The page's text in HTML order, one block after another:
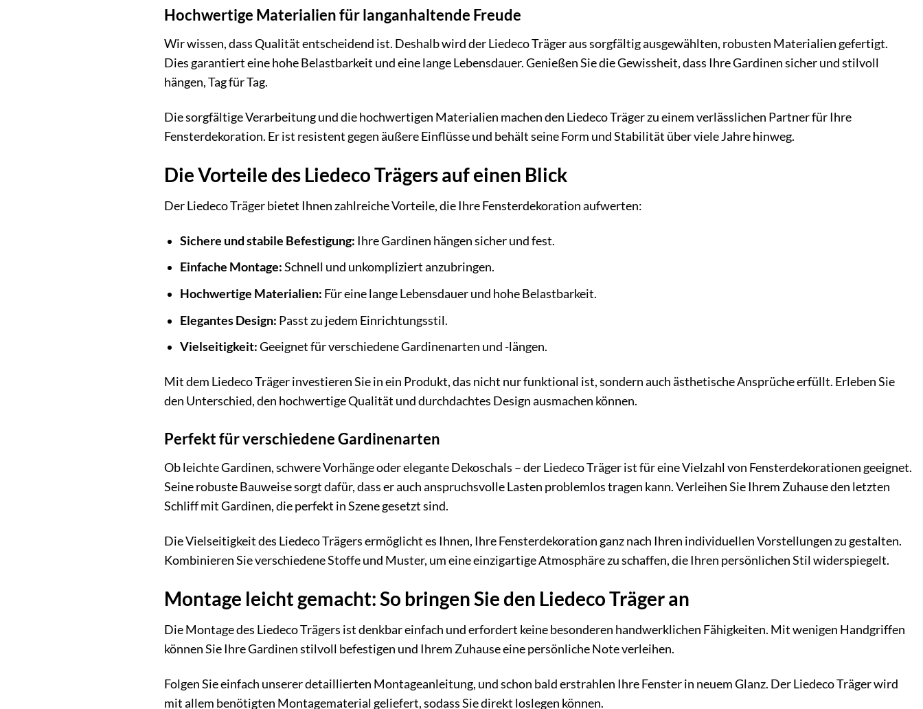
Hochwertige Materialien für langanhaltende Freude
Wir wissen, dass Qualität entscheidend ist. Deshalb wird der Liedeco Träger aus sorgfältig ausgewählten, robusten Materialien gefertigt.
Dies garantiert eine hohe Belastbarkeit und eine lange Lebensdauer. Genießen Sie die Gewissheit, dass Ihre Gardinen sicher und stilvoll
hängen, Tag für Tag.
Die sorgfältige Verarbeitung und die hochwertigen Materialien machen den Liedeco Träger zu einem verlässlichen Partner für Ihre
Fensterdekoration. Er ist resistent gegen äußere Einflüsse und behält seine Form und Stabilität über viele Jahre hinweg.
Die Vorteile des Liedeco Trägers auf einen Blick
Der Liedeco Träger bietet Ihnen zahlreiche Vorteile, die Ihre Fensterdekoration aufwerten:
Sichere und stabile Befestigung: Ihre Gardinen hängen sicher und fest.
Einfache Montage:Schnell und unkompliziert anzubringen.
Hochwertige Materialien: Für eine lange Lebensdauer und hohe Belastbarkeit.
Elegantes Design: Passt zu jedem Einrichtungsstil.
Vielseitigkeit:Geeignet für verschiedene Gardinenarten und -längen.
Mit dem Liedeco Träger investieren Sie in ein Produkt, das nicht nur funktional ist, sondern auch ästhetische Ansprüche erfüllt. Erleben Sie
den Unterschied, den hochwertige Qualität und durchdachtes Design ausmachen können.
Perfekt für verschiedene Gardinenarten
Ob leichte Gardinen, schwere Vorhänge oder elegante Dekoschals – der Liedeco Träger ist für eine Vielzahl von Fensterdekorationen geeignet.
Seine robuste Bauweise sorgt dafür, dass er auch anspruchsvolle Lasten problemlos tragen kann. Verleihen Sie Ihrem Zuhause den letzten
Schliff mit Gardinen, die perfekt in Szene gesetzt sind.
Die Vielseitigkeit des Liedeco Trägers ermöglicht es Ihnen, Ihre Fensterdekoration ganz nach Ihren individuellen Vorstellungen zu gestalten.
Kombinieren Sie verschiedene Stoffe und Muster, um eine einzigartige Atmosphäre zu schaffen, die Ihren persönlichen Stil widerspiegelt.
Montage leicht gemacht: So bringen Sie den Liedeco Träger an
Die Montage des Liedeco Trägers ist denkbar einfach und erfordert keine besonderen handwerklichen Fähigkeiten. Mit wenigen Handgriffen
können Sie Ihre Gardinen stilvoll befestigen und Ihrem Zuhause eine persönliche Note verleihen.
Folgen Sie einfach unserer detaillierten Montageanleitung, und schon bald erstrahlen Ihre Fenster in neuem Glanz. Der Liedeco Träger wird
mit allem benötigten Montagematerial geliefert, sodass Sie direkt loslegen können.